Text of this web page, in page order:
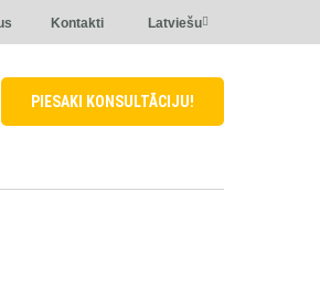
Kontakti Latviešu
PIESAKI KONSULTĀCIJU!